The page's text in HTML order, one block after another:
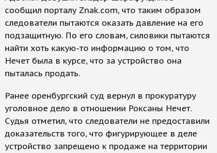
сообщил порталу Znak.com, что таким образом
следователи пытаются оказать давление на его
подзащитную. По его словам, силовики пытаются
найти хоть какую-то информацию о том, что
Нечет была в курсе, что за устройство она
пыталась продать.
Ранее оренбургский суд вернул в прокуратуру
уголовное дело в отношении Роксаны Нечет.
Судья отметил, что следователи не предоставили
доказательств того, что фигурирующее в деле
устройство запрещено к продаже на территории